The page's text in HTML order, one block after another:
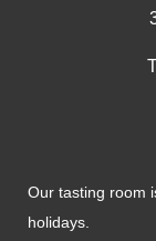
Our tasting room
holidays.